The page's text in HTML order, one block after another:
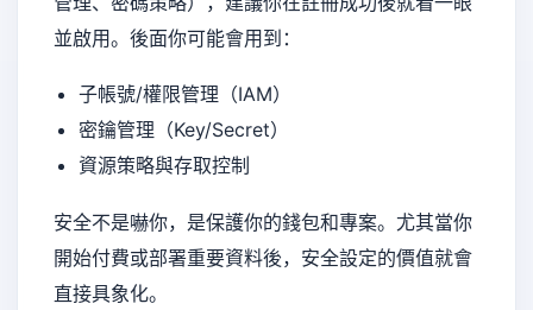
並啟用。後面你可能會用到：
子帳號/權限管理（IAM）
密鑰管理（Key/Secret）
資源策略與存取控制
安全不是嚇你，是保護你的錢包和專案。尤其當你
開始付費或部署重要資料後，安全設定的價值就會
直接具象化。